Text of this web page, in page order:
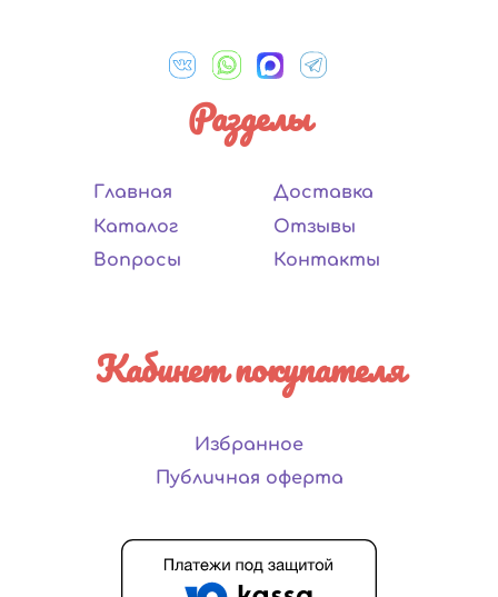
Разделы
Главная
Каталог
Вопросы
Доставка
Отзывы
Контакты
Кабинет покупателя
Избранное
Публичная оферта